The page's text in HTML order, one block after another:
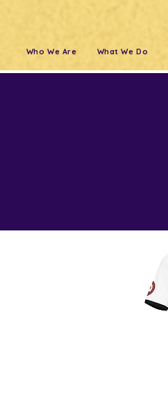
Who We Are What We Do